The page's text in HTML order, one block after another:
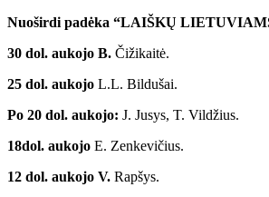
Nuoširdi padėka “LAIŠKŲ
30 dol. aukojo B. Čižikaitė.
25 dol. aukojo L.L. Bildušai.
Po 20 dol. aukojo: J. Jusys, T. Vildžius.
18dol. aukojo E. Zenkevičius.
12 dol. aukojo V. Rapšys.